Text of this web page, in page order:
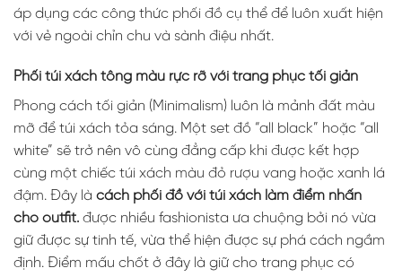
áp dụng các công thức phối đồ cụ thể để luôn xuất hiện
với vẻ ngoài chỉn chu và sành điệu nhất.
Phối túi xách tông màu rực rỡ với trang phục tối giản
Phong cách tối giản (Minimalism) luôn là mảnh đất màu
mỡ để túi xách tỏa sáng. Một set đồ “all black” hoặc “all
white” sẽ trở nên vô cùng đẳng cấp khi được kết hợp
cùng một chiếc túi xách màu đỏ rượu vang hoặc xanh lá
đậm. Đây là cách phối đồ với túi xách làm điểm nhấn
cho outfit. được nhiều fashionista ưa chuộng bởi nó vừa
giữ được sự tinh tế, vừa thể hiện được sự phá cách ngầm
định. Điểm mấu chốt ở đây là giữ cho trang phục có